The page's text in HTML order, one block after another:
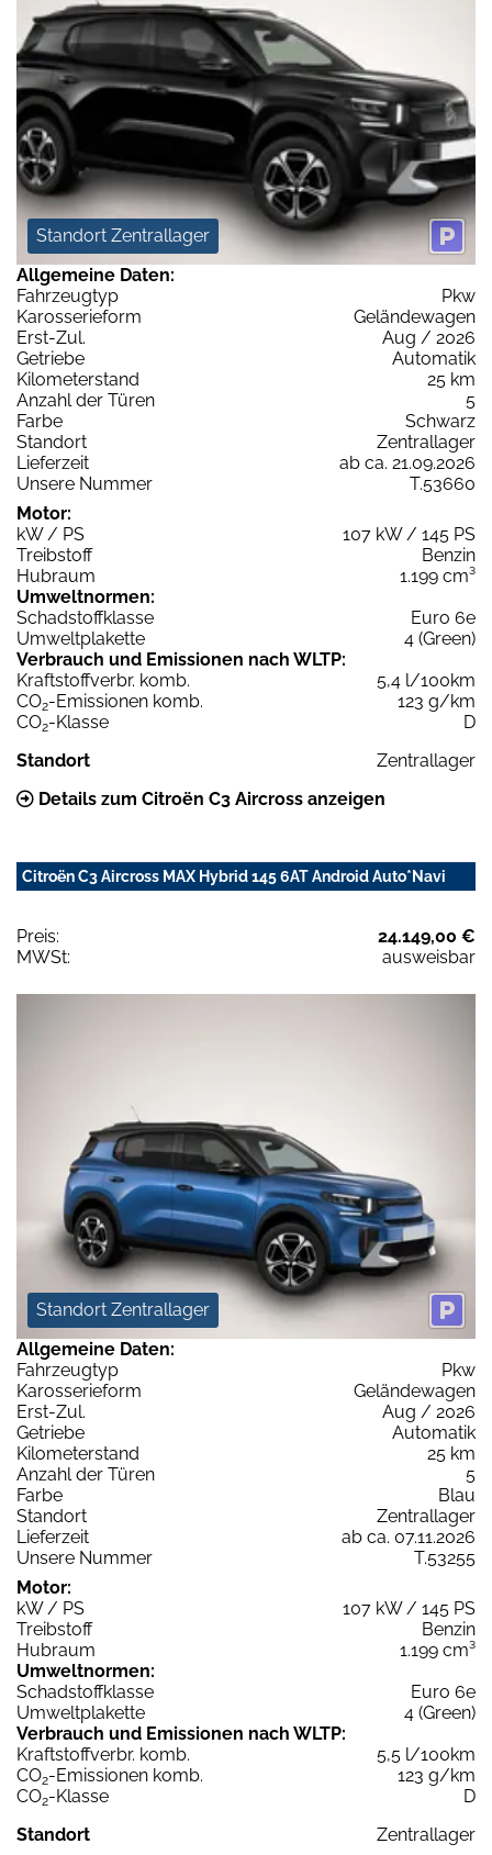
Standort Zentrallager
Allgemeine Daten:
Fahrzeugtyp
Pkw
Karosserieform
Geländewagen
Erst-Zul.
Aug / 2026
Getriebe
Automatik
Kilometerstand
25 km
Anzahl der Türen
5
Farbe
Schwarz
Standort
Zentrallager
Lieferzeit
ab ca. 21.09.2026
Unsere Nummer
T.53660
Motor:
kW / PS
107 kW / 145 PS
Treibstoff
Benzin
Hubraum
1.199 cm³
Umweltnormen:
Schadstoffklasse
Euro 6e
Umweltplakette
4 (Green)
Verbrauch und Emissionen nach WLTP:
Kraftstoffverbr. komb.
5,4 l/100km
CO2-Emissionen komb.
123 g/km
CO2-Klasse
D
Standort
Zentrallager
Details zum Citroën C3 Aircross anzeigen
Citroën C3 Aircross MAX Hybrid 145 6AT Android Auto*Navi
Preis:
24.149,00 €
MWSt:
ausweisbar
Standort Zentrallager
Allgemeine Daten:
Fahrzeugtyp
Pkw
Karosserieform
Geländewagen
Erst-Zul.
Aug / 2026
Getriebe
Automatik
Kilometerstand
25 km
Anzahl der Türen
5
Farbe
Blau
Standort
Zentrallager
Lieferzeit
ab ca. 07.11.2026
Unsere Nummer
T.53255
Motor:
kW / PS
107 kW / 145 PS
Treibstoff
Benzin
Hubraum
1.199 cm³
Umweltnormen:
Schadstoffklasse
Euro 6e
Umweltplakette
4 (Green)
Verbrauch und Emissionen nach WLTP:
Kraftstoffverbr. komb.
5,5 l/100km
CO2-Emissionen komb.
123 g/km
CO2-Klasse
D
Standort
Zentrallager